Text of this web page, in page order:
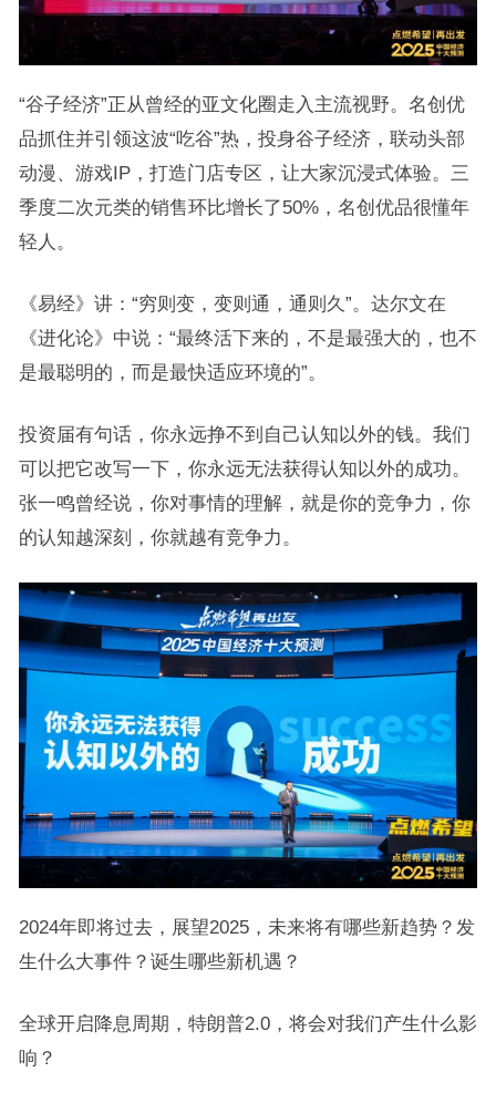
“谷子经济”正从曾经的亚文化圈走入主流视野。名创优
品抓住并引领这波“吃谷”热，投身谷子经济，联动头部
动漫、游戏IP，打造门店专区，让大家沉浸式体验。三
季度二次元类的销售环比增长了50%，名创优品很懂年
轻人。
《易经》讲：“穷则变，变则通，通则久”。达尔文在
《进化论》中说：“最终活下来的，不是最强大的，也不
是最聪明的，而是最快适应环境的”。
投资届有句话，你永远挣不到自己认知以外的钱。我们
可以把它改写一下，你永远无法获得认知以外的成功。
张一鸣曾经说，你对事情的理解，就是你的竞争力，你
的认知越深刻，你就越有竞争力。
2024年即将过去，展望2025，未来将有哪些新趋势？发
生什么大事件？诞生哪些新机遇？
全球开启降息周期，特朗普2.0，将会对我们产生什么影
响？